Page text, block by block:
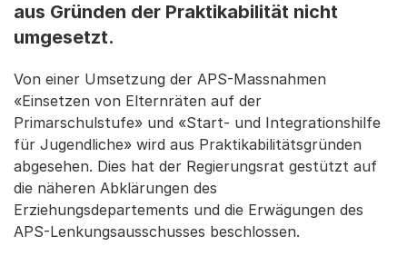
aus Gründen der Praktikabilität nicht
umgesetzt.
Von einer Umsetzung der APS-Massnahmen
«Einsetzen von Elternräten auf der
Primarschulstufe» und «Start- und Integrationshilfe
für Jugendliche» wird aus Praktikabilitätsgründen
abgesehen. Dies hat der Regierungsrat gestützt auf
die näheren Abklärungen des
Erziehungsdepartements und die Erwägungen des
APS-Lenkungsausschusses beschlossen.